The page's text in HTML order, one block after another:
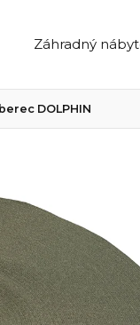
Záhradný
DOLPHIN